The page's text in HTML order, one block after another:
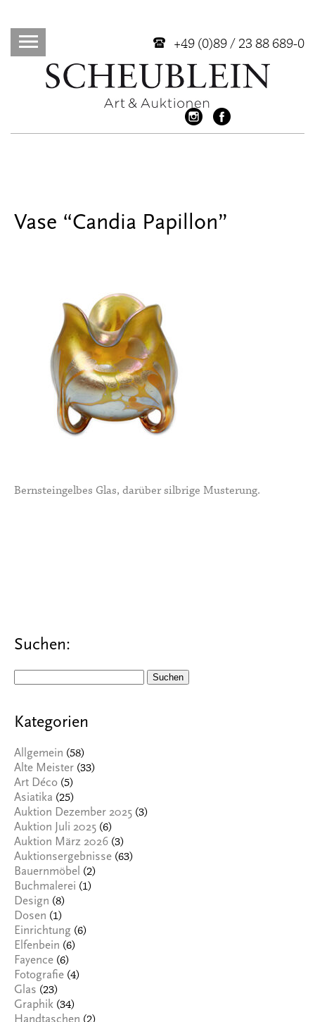
+49 (0)89 / 23 88 689-0
Vase “Candia Papillon”
Bernsteingelbes Glas, darüber silbrige Musterung.
Suchen:
Kategorien
Allgemein (58)
Alte Meister (33)
Art Déco (5)
Asiatika (25)
Auktion Dezember 2025 (3)
Auktion Juli 2025 (6)
Auktion März 2026 (3)
Auktionsergebnisse (63)
Bauernmöbel (2)
Buchmalerei (1)
Design (8)
Dosen (1)
Einrichtung (6)
Elfenbein (6)
Fayence (6)
Fotografie (4)
Glas (23)
Graphik (34)